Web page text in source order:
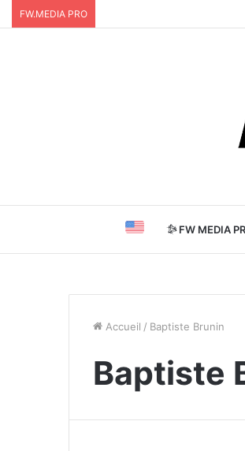
FW.MEDIA PRO
FW MEDIA
Accueil / Baptiste Brunin
Baptiste